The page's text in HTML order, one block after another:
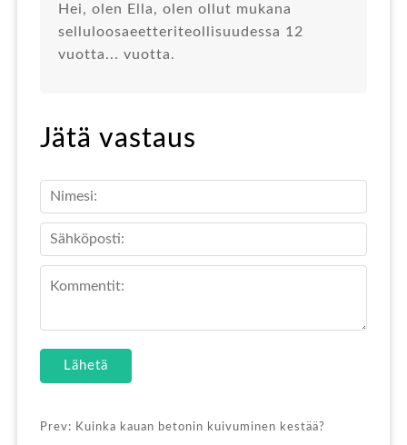
Hei, olen Ella, olen ollut mukana
selluloosaeetteriteollisuudessa 12
vuotta... vuotta.
Jätä vastaus
Lähetä
Prev: Kuinka kauan betonin kuivuminen kestää?